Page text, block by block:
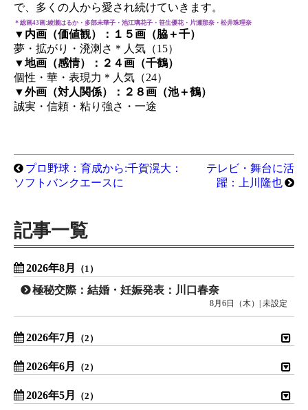
で、多くの人から愛され続けていきます。
＊総画43画:綾瀬はるか・多部未華子・池江璃花子・笹生優花・片瀬那奈・松井珠理奈
▼内画（価値観）：１５画（脇＋千）
夢・拡がり・溌溂さ＊人気（15）
▼地画（感情）：２４画（千鶴）
個性・華・表現力＊人気（24）
▼外画（対人関係）：２８画（池＋鶴）
誠実・信頼・粘り強さ・一途
プロ野球：育成から:千賀滉大：
ソフトバンクエースに
テレビ・舞台に活
躍：上川隆也
記事一覧
2026年8月 （1）
極秘交際：結婚・妊娠発表：川口春奈
8月6日（木）| 未設定
2026年7月 （2）
2026年6月 （2）
2026年5月 （2）